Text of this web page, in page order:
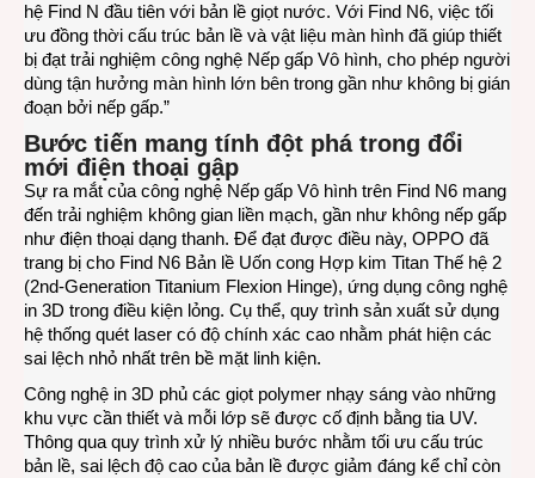
hệ Find N đầu tiên với bản lề giọt nước. Với Find N6, việc tối
ưu đồng thời cấu trúc bản lề và vật liệu màn hình đã giúp thiết
bị đạt trải nghiệm công nghệ Nếp gấp Vô hình, cho phép người
dùng tận hưởng màn hình lớn bên trong gần như không bị gián
đoạn bởi nếp gấp.”
Bước tiến mang tính đột phá trong đổi
mới điện thoại gập
Sự ra mắt của công nghệ Nếp gấp Vô hình trên Find N6 mang
đến trải nghiệm không gian liền mạch, gần như không nếp gấp
như điện thoại dạng thanh. Để đạt được điều này, OPPO đã
trang bị cho Find N6 Bản lề Uốn cong Hợp kim Titan Thế hệ 2
(2nd-Generation Titanium Flexion Hinge), ứng dụng công nghệ
in 3D trong điều kiện lỏng. Cụ thể, quy trình sản xuất sử dụng
hệ thống quét laser có độ chính xác cao nhằm phát hiện các
sai lệch nhỏ nhất trên bề mặt linh kiện.
Công nghệ in 3D phủ các giọt polymer nhạy sáng vào những
khu vực cần thiết và mỗi lớp sẽ được cố định bằng tia UV.
Thông qua quy trình xử lý nhiều bước nhằm tối ưu cấu trúc
bản lề, sai lệch độ cao của bản lề được giảm đáng kể chỉ còn